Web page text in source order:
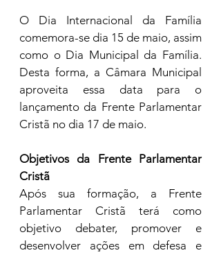
O Dia Internacional da Família
comemora-se dia 15 de maio, assim
como o Dia Municipal da Família.
Desta forma, a Câmara Municipal
aproveita essa data para o
lançamento da Frente Parlamentar
Cristã no dia 17 de maio.
Objetivos da Frente Parlamentar
Cristã
Após sua formação, a Frente
Parlamentar Cristã terá como
objetivo debater, promover e
desenvolver ações em defesa e